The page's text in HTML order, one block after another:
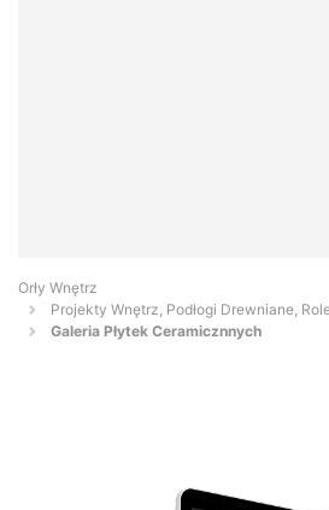
Orły Wnętrz
Projekty Wnętrz, Podłogi Drewniane,
Galeria Płytek Ceramicznnych